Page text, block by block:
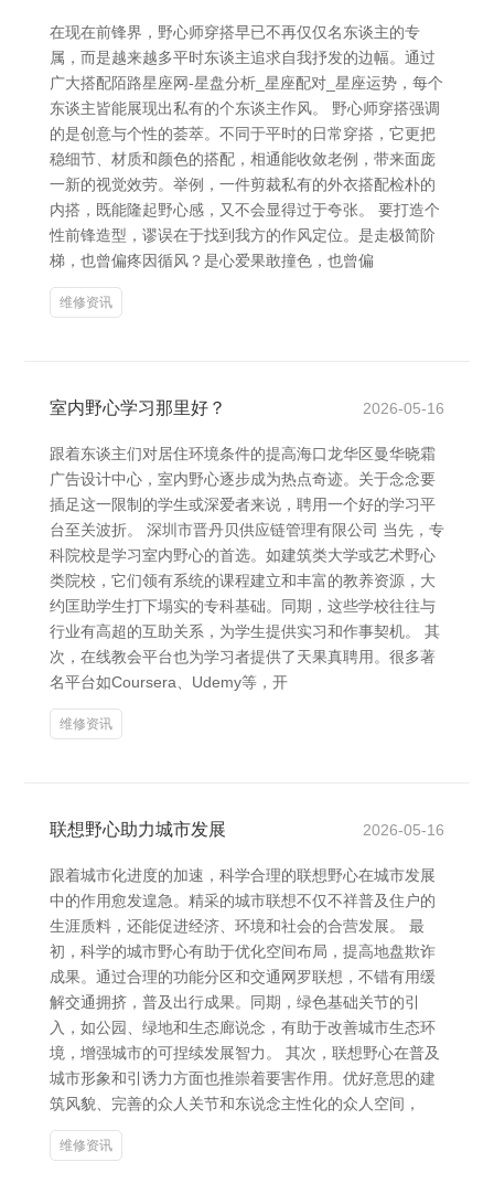
在现在前锋界，野心师穿搭早已不再仅仅名东谈主的专
属，而是越来越多平时东谈主追求自我抒发的边幅。通过
广大搭配陌路星座网-星盘分析_星座配对_星座运势，每个
东谈主皆能展现出私有的个东谈主作风。 野心师穿搭强调
的是创意与个性的荟萃。不同于平时的日常穿搭，它更把
稳细节、材质和颜色的搭配，相通能收敛老例，带来面庞
一新的视觉效劳。举例，一件剪裁私有的外衣搭配检朴的
内搭，既能隆起野心感，又不会显得过于夸张。 要打造个
性前锋造型，谬误在于找到我方的作风定位。是走极简阶
梯，也曾偏疼因循风？是心爱果敢撞色，也曾偏
维修资讯
室内野心学习那里好？ 2026-05-16
跟着东谈主们对居住环境条件的提高海口龙华区曼华晓霜
广告设计中心，室内野心逐步成为热点奇迹。关于念念要
插足这一限制的学生或深爱者来说，聘用一个好的学习平
台至关波折。 深圳市晋丹贝供应链管理有限公司 当先，专
科院校是学习室内野心的首选。如建筑类大学或艺术野心
类院校，它们领有系统的课程建立和丰富的教养资源，大
约匡助学生打下塌实的专科基础。同期，这些学校往往与
行业有高超的互助关系，为学生提供实习和作事契机。 其
次，在线教会平台也为学习者提供了天果真聘用。很多著
名平台如Coursera、Udemy等，开
维修资讯
联想野心助力城市发展 2026-05-16
跟着城市化进度的加速，科学合理的联想野心在城市发展
中的作用愈发遑急。精采的城市联想不仅不祥普及住户的
生涯质料，还能促进经济、环境和社会的合营发展。 最
初，科学的城市野心有助于优化空间布局，提高地盘欺诈
成果。通过合理的功能分区和交通网罗联想，不错有用缓
解交通拥挤，普及出行成果。同期，绿色基础关节的引
入，如公园、绿地和生态廊说念，有助于改善城市生态环
境，增强城市的可捏续发展智力。 其次，联想野心在普及
城市形象和引诱力方面也推崇着要害作用。优好意思的建
筑风貌、完善的众人关节和东说念主性化的众人空间，
维修资讯